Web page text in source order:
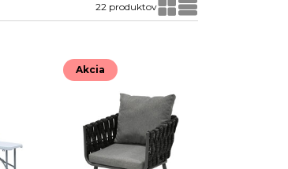
22 produktov
Akcia